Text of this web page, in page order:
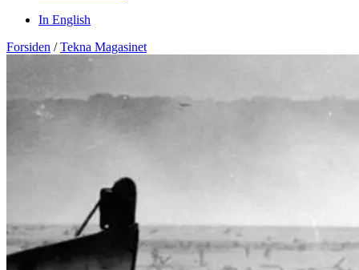
In English
Forsiden / Tekna Magasinet